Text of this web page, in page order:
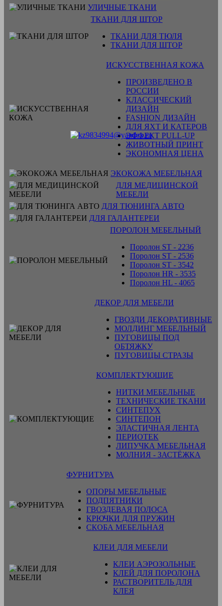
УЛИЧНЫЕ ТКАНИ
ТКАНИ ДЛЯ ШТОР
ТКАНИ ДЛЯ ТЮЛЯ
ТКАНИ ДЛЯ ШТОР
ИСКУССТВЕННАЯ КОЖА
ПРОИЗВЕДЕНО В
РОССИИ
КЛАССИЧЕСКИЙ
ДИЗАЙН
FASHION ДИЗАЙН
ДЛЯ ЯХТ И КАТЕРОВ
ЭФФЕКТ PULL-UP
ЖИВОТНЫЙ ПРИНТ
ЭКОНОМНАЯ ЦЕНА
ЭКОКОЖА МЕБЕЛЬНАЯ
ДЛЯ МЕДИЦИНСКОЙ
МЕБЕЛИ
ДЛЯ ТЮНИНГА АВТО
ДЛЯ ГАЛАНТЕРЕИ
ПОРОЛОН МЕБЕЛЬНЫЙ
Поролон ST - 2236
Поролон ST - 2536
Поролон ST - 3542
Поролон HR - 3535
Поролон HL - 4065
ДЕКОР ДЛЯ МЕБЕЛИ
ГВОЗДИ ДЕКОРАТИВНЫЕ
МОЛДИНГ МЕБЕЛЬНЫЙ
ПУГОВИЦЫ ПОД
ОБТЯЖКУ
ПУГОВИЦЫ СТРАЗЫ
КОМПЛЕКТУЮЩИЕ
НИТКИ МЕБЕЛЬНЫЕ
ТЕХНИЧЕСКИЕ ТКАНИ
СИНТЕПУХ
СИНТЕПОН
ЭЛАСТИЧНАЯ ЛЕНТА
ПЕРИОТЕК
ЛИПУЧКА МЕБЕЛЬНАЯ
МОЛНИЯ - ЗАСТЁЖКА
ФУРНИТУРА
ОПОРЫ МЕБЕЛЬНЫЕ
ПОДПЯТНИКИ
ГВОЗДЕВАЯ ПОЛОСА
КРЮЧКИ ДЛЯ ПРУЖИН
СКОБА МЕБЕЛЬНАЯ
КЛЕИ ДЛЯ МЕБЕЛИ
КЛЕИ АЭРОЗОЛЬНЫЕ
КЛЕЙ ДЛЯ ПОРОЛОНА
РАСТВОРИТЕЛЬ ДЛЯ
КЛЕЯ